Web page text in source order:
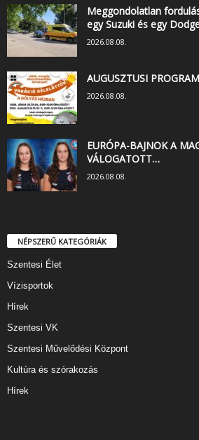
Meggondolatlan
egy Suzuki és egy
2026.08.08.
AUGUSZTUSI
2026.08.08.
EURÓPA-BAJNOK A
VÁLOGATOTT…
2026.08.08.
NÉPSZERŰ KATEGÓRIÁK
Szentesi Élet
Vízisportok
Hírek
Szentesi VK
Szentesi Művelődési Központ
Kultúra és szórakozás
Hírek